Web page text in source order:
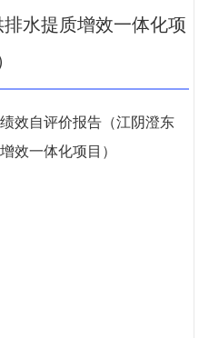
水提质增效一体化项
效自评价报告（江阴澄东
效一体化项目）